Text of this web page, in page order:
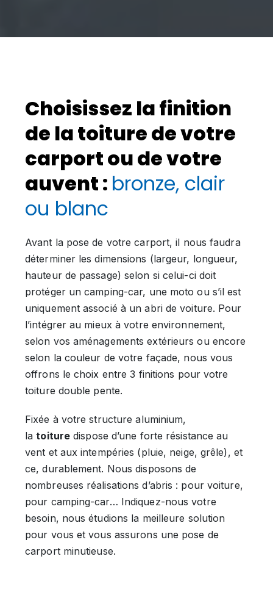
Choisissez la finition
de la toiture de votre
carport ou de votre
auvent : bronze, clair
ou blanc
Avant la pose de votre carport, il nous faudra
déterminer les dimensions (largeur, longueur,
hauteur de passage) selon si celui-ci doit
protéger un camping-car, une moto ou s’il est
uniquement associé à un abri de voiture. Pour
l’intégrer au mieux à votre environnement,
selon vos aménagements extérieurs ou encore
selon la couleur de votre façade, nous vous
offrons le choix entre 3 finitions pour votre
toiture double pente.
Fixée à votre structure aluminium,
latoiture dispose d’une forte résistance au
vent et aux intempéries (pluie, neige, grêle), et
ce, durablement. Nous disposons de
nombreuses réalisations d’abris : pour voiture,
pour camping-car… Indiquez-nous votre
besoin, nous étudions la meilleure solution
pour vous et vous assurons une pose de
carport minutieuse.